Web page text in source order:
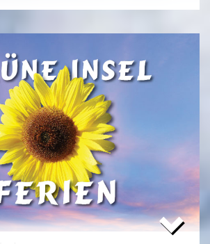
lange Anfahrten meiden und zum
im 'NationalparkCamp' mit
â€Ś inklusive KĂźhl- und Catering-
Brennholz fĂźr das
Kurzurlaub der Familie mit
idyllischen GrĂźn-Ambiente, mit
bei einer'Green Tour Lobau'
Donau-Auen', mit romantischem
Palavern am knisternden Lagerfeuer
nur noch Ihre Buchung!